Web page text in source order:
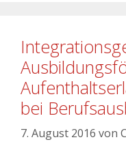
bei
7. August 2016 von